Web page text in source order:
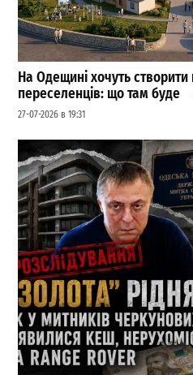
На Одещині хочуть
переселенців: що там буде
27-07-2026 в 19:31